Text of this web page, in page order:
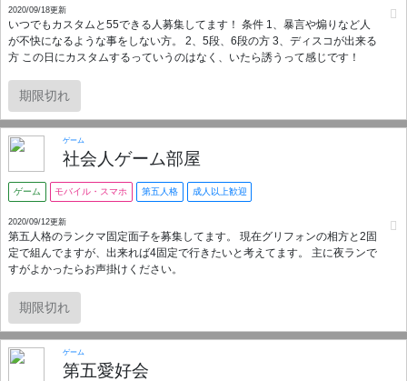
2020/09/18更新
いつでもカスタムと55できる人募集してます！ 条件 1、暴言や煽りなど人
が不快になるような事をしない方。 2、5段、6段の方 3、ディスコが出来る
方 この日にカスタムするっていうのはなく、いたら誘うって感じです！
期限切れ
ゲーム
社会人ゲーム部屋
ゲーム モバイル・スマホ 第五人格 成人以上歓迎
2020/09/12更新
第五人格のランクマ固定面子を募集してます。 現在グリフォンの相方と2固
定で組んでますが、出来れば4固定で行きたいと考えてます。 主に夜ランで
すがよかったらお声掛けください。
期限切れ
ゲーム
第五愛好会